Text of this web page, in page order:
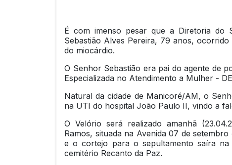
É com imenso pesar que a Diretoria do
Sebastião Alves Pereira, 79 anos,
do miocárdio.
O Senhor Sebastião era pai do agente de
Especializada no Atendimento a Mulher -
Natural da cidade de Manicoré/AM, o
na UTI do hospital João Paulo II, vindo a
O Velório será realizado amanhã
Ramos, situada na Avenida 07 de
e o cortejo para o sepultamento saíra
cemitério Recanto da Paz.